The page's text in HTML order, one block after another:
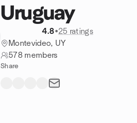
Uruguay
4.8•25 ratings
Montevideo, UY
578 members
Share